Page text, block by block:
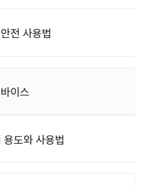
전 사용법
이스
도와 사용법